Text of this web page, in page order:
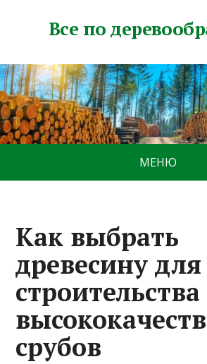
Все по
МЕНЮ
Как выбрать
древесину для
строительства
срубов